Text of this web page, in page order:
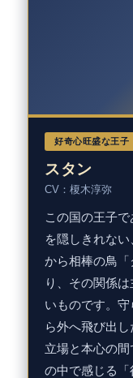
好奇心旺盛な王子
スタン
CV：榎木淳弥
この国の王子
を隠しきれな
から相棒の鳥
り、その関係
いものです。
ら外へ飛び出し
立場と本心の
の中で感じる「